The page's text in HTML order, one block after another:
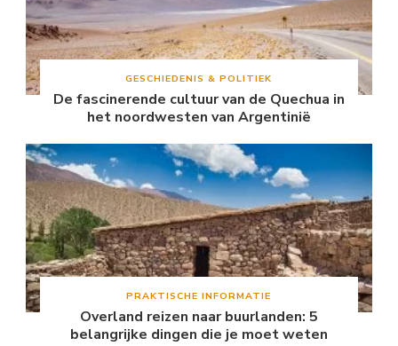
GESCHIEDENIS & POLITIEK
De fascinerende cultuur van de Quechua in
het noordwesten van Argentinië
PRAKTISCHE INFORMATIE
Overland reizen naar buurlanden: 5
belangrijke dingen die je moet weten